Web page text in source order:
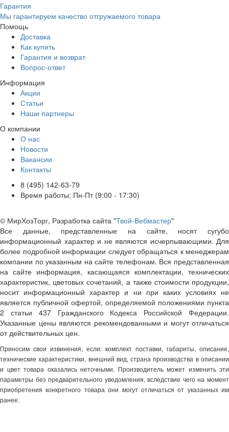
Гарантия
Мы гарантируем качество отгружаемого товара
Помощь
Доставка
Как купить
Гарантия и возврат
Вопрос-ответ
Информация
Акции
Статьи
Наши партнеры
О компании
О нас
Новости
Вакансии
Контакты
8 (495) 142-63-79
Время работы: Пн-Пт (9:00 - 17:30)
© МирХозТорг, Разработка сайта "Твой-Вебмастер"
Все данные, представленные на сайте, носят сугубо
информационный характер и не являются исчерпывающими. Для
более подробной информации следует обращаться к менеджерам
компании по указанным на сайте телефонам. Вся представленная
на сайте информация, касающаяся комплектации, технических
характеристик, цветовых сочетаний, а также стоимости продукции,
носит информационный характер и ни при каких условиях не
является публичной офертой, определяемой положениями пункта
2 статьи 437 Гражданского Кодекса Российской Федерации.
Указанные цены являются рекомендованными и могут отличаться
от действительных цен.
Приносим свои извинения, если: комплект поставки, габариты, описание,
технические характеристики, внешний вид, страна производства в описании
и цвет товара оказались неточными. Производитель может изменить эти
параметры без предварительного уведомления, вследствие чего на момент
приобретения конкретного товара они могут отличаться от указанных им
ранее.